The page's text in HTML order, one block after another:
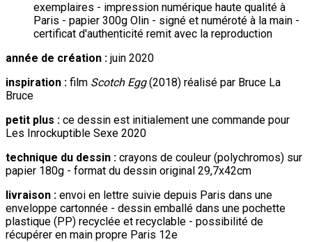
exemplaires - impression numérique haute qualité à
Paris - papier 300g Olin - signé et numéroté à la main -
certificat d'authenticité remit avec la reproduction
année de création : juin 2020
inspiration : film Scotch Egg(2018) réalisé par Bruce La
Bruce
petit plus : ce dessin est initialement une commande pour
Les Inrockuptible Sexe 2020
technique du dessin : crayons de couleur (polychromos) sur
papier 180g - format du dessin original 29,7x42cm
livraison : envoi en lettre suivie depuis Paris dans une
enveloppe cartonnée - dessin emballé dans une pochette
plastique (PP) recyclée et recyclable - possibilité de
récupérer en main propre Paris 12e